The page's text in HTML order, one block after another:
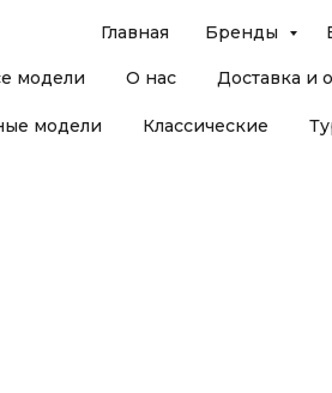
модели О нас Доставка и
Главная Бренды
модели Классические